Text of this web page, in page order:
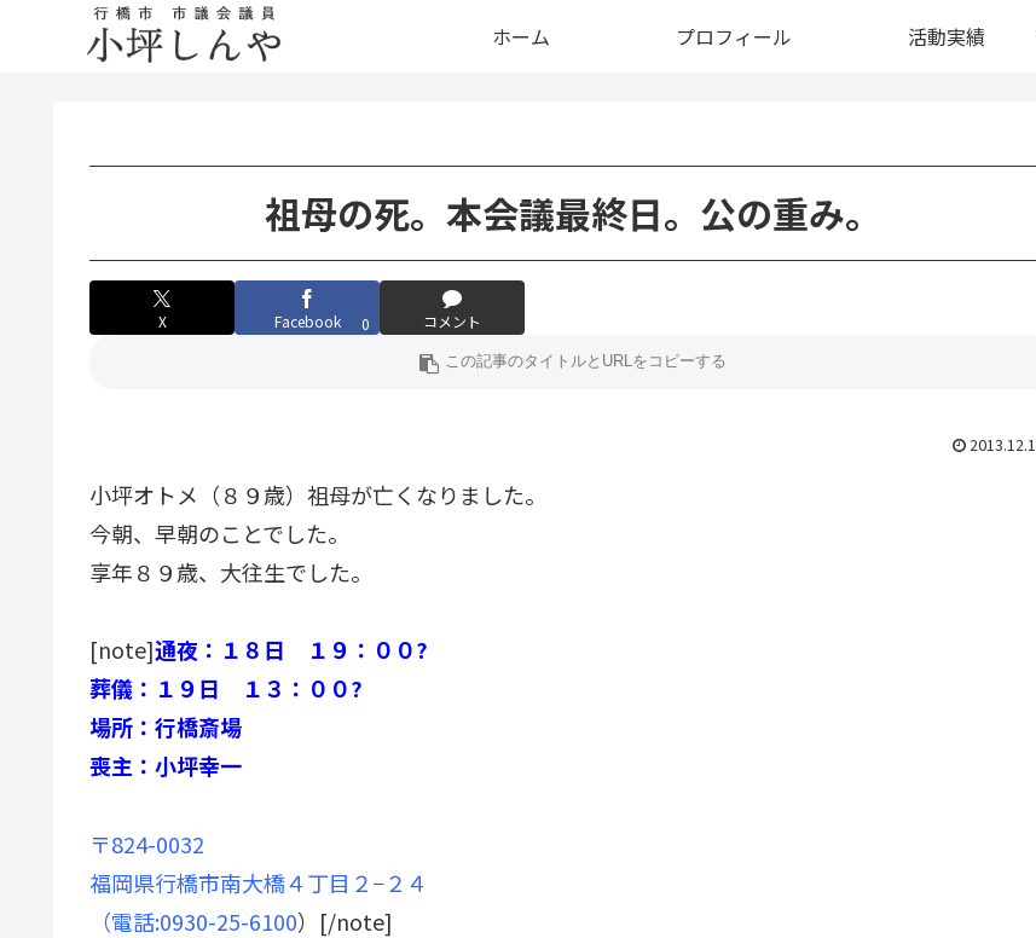
ホーム プロフィール 活動実績
祖母の死。本会議最終日。公の重み。
X Facebook 0 コメント
小坪オトメ（８９歳）祖母が亡くなりました。
今朝、早朝のことでした。
享年８９歳、大往生でした。
[note]通夜：１８日 １９：００?
葬儀：１９日 １３：００?
場所：行橋斎場
喪主：小坪幸一
〒824-0032
福岡県行橋市南大橋４丁目２−２４
（電話:0930-25-6100）[/note]